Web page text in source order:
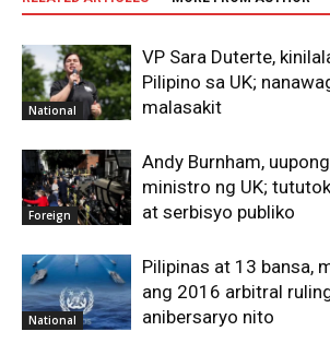
National
VP Sara Duterte,
Pilipino sa UK;
malasakit
Foreign
Andy Burnham,
ministro ng UK;
at serbisyo publiko
National
Pilipinas at 13 bansa,
ang 2016 arbitral
anibersaryo nito